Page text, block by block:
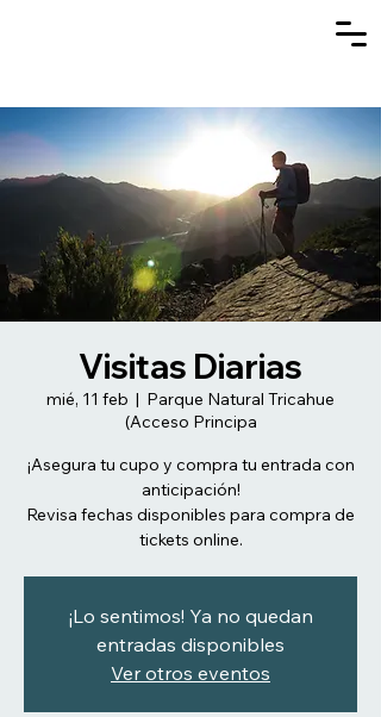
Visitas Diarias
mié, 11 feb
  |
Parque Natural Tricahue
(Acceso Principa
¡Asegura tu cupo y compra tu entrada con
anticipación!
Revisa fechas disponibles para compra de
tickets online.
¡Lo sentimos! Ya no quedan
entradas disponibles
Ver otros eventos